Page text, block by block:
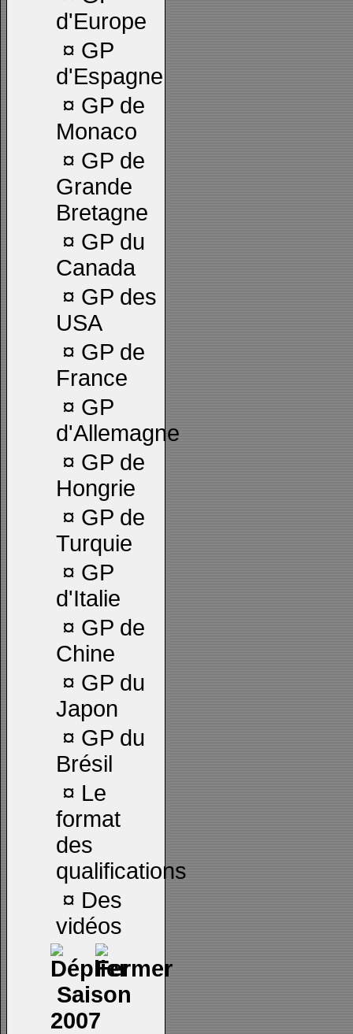
d'Europe
¤ GP
d'Espagne
¤ GP de
Monaco
¤ GP de
Grande
Bretagne
¤ GP du
Canada
¤ GP des
USA
¤ GP de
France
¤ GP
d'Allemagne
¤ GP de
Hongrie
¤ GP de
Turquie
¤ GP
d'Italie
¤ GP de
Chine
¤ GP du
Japon
¤ GP du
Brésil
¤ Le
format
des
qualifications
¤ Des
vidéos
Saison
2007